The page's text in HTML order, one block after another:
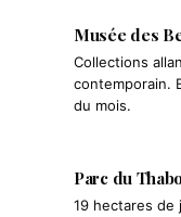
Musée des
Collections
contemporain.
du mois.
Parc du
19 hectares de